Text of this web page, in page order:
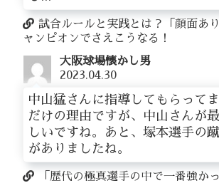
試合ルールと実践とは？「顔面あ
ャンピオンでさえこうなる！
大阪球場懐かし男
2023.04.30
中山猛さんに指導してもらって
だけの理由ですが、中山さんが
しいですね。あと、塚本選手の
がありましたね。
「歴代の極真選手の中で一番強か